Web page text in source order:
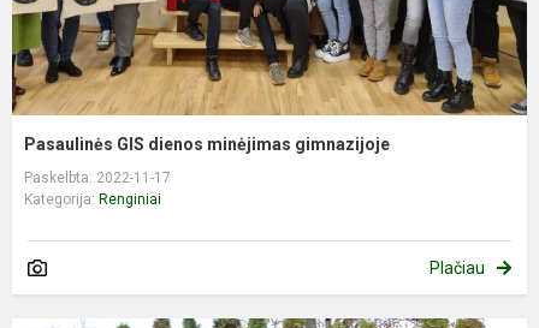
Pasaulinės GIS dienos minėjimas gimnazijoje
Paskelbta: 2022-11-17
Kategorija: Renginiai
Plačiau